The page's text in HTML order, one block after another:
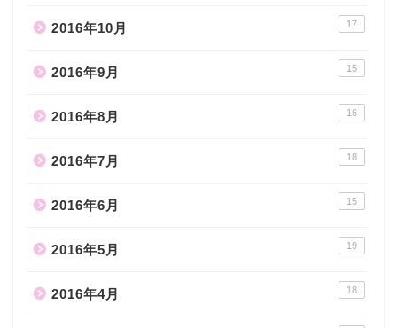
2016年10月 17
2016年9月 15
2016年8月 16
2016年7月 18
2016年6月 15
2016年5月 19
2016年4月 18